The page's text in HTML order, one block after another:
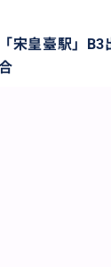
宋皇臺駅」B3